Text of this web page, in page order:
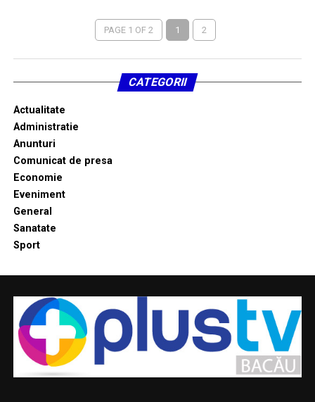
PAGE 1 OF 2 1 2
CATEGORII
Actualitate
Administratie
Anunturi
Comunicat de presa
Economie
Eveniment
General
Sanatate
Sport